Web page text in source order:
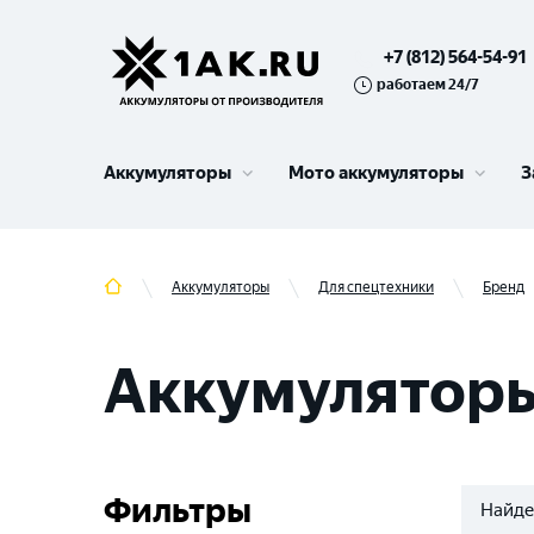
+7 (812) 564-54-91
работаем 24/7
Аккумуляторы Мото аккумуляторы
Аккумуляторы Для спецтехники Бренд
Фильтры